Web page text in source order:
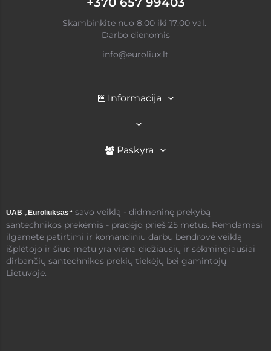
Skambinkite nuo 8:00 iki 17:00 val.
Darbo dienomis
info@euroliux.lt
Informacija
Paskyra
UAB „Euroliuksas“ savo veiklą - didmeninę prekybą
santechnikos prekėmis - pradėjo prieš 25 metus. Remdamasi
ilgamete patirtimi ir komandiniu darbu bendrovė veiklą
išplėtojo ir šiuo metu yra viena didžiausių ir sėkmingiausiai
dirbančių santechnikos prekių tiekėjų bei gamintojų
Lietuvoje.